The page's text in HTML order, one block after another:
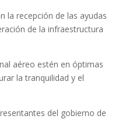
la recepción de las ayudas
de la infraestructura
aéreo estén en óptimas
la tranquilidad y el
del gobierno de